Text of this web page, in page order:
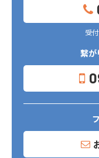
受
繋が